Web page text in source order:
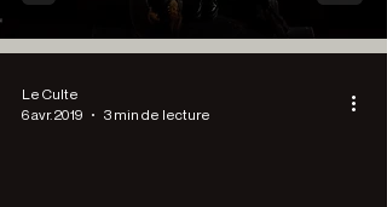
Le Culte
6 avr. 2019
3 min de lecture